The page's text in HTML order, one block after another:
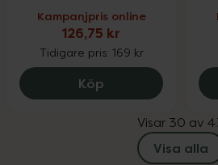
Kampanjpris online
126,75 kr
Tidigare pris: 169 kr
Köp Umberto
Visar 30 av
Visa alla